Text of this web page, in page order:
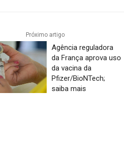
Próximo artigo
Agência reguladora
da França aprova uso
da vacina da
Pfizer/BioNTech;
saiba mais